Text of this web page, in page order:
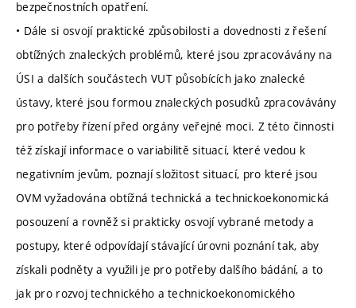
bezpečnostních opatření.
• Dále si osvojí praktické způsobilosti a dovednosti z řešení
obtížných znaleckých problémů, které jsou zpracovávány na
ÚSI a dalších součástech VUT působících jako znalecké
ústavy, které jsou formou znaleckých posudků zpracovávány
pro potřeby řízení před orgány veřejné moci. Z této činnosti
též získají informace o variabilitě situací, které vedou k
negativním jevům, poznají složitost situací, pro které jsou
OVM vyžadována obtížná technická a technickoekonomická
posouzení a rovněž si prakticky osvojí vybrané metody a
postupy, které odpovídají stávající úrovni poznání tak, aby
získali podněty a využili je pro potřeby dalšího bádání, a to
jak pro rozvoj technického a technickoekonomického